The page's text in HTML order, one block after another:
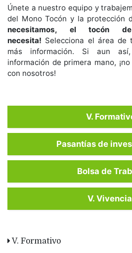
Únete a nuestro equipo y
del Mono Tocón y la protección
necesitamos, el tocón
necesita! Selecciona el área de
más información. Si aun
información de primera mano,
con nosotros!
V.
Pasantías de
Bolsa de
V.
V. Formativo